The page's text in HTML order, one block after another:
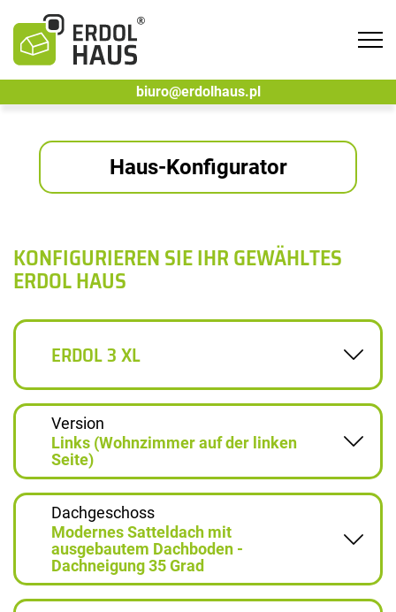
biuro@erdolhaus.pl
Haus-Konfigurator
KONFIGURIEREN SIE IHR GEWÄHLTES
ERDOL HAUS
ERDOL 3 XL
Version
Links (Wohnzimmer auf der linken
Seite)
Dachgeschoss
Modernes Satteldach mit
ausgebautem Dachboden -
Dachneigung 35 Grad